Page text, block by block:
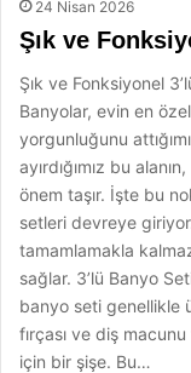
24 Nisan 2026
Şık ve
Şık ve Fonksiyonel
Banyolar, evin en
yorgunluğunu
ayırdığımız bu
önem taşır. İşte bu
setleri devreye
tamamlamakla
sağlar. 3’lü Banyo
banyo seti genellikle
fırçası ve diş
için bir şişe. Bu…